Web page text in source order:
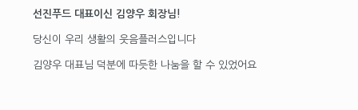
선진푸드 대표이신 김양우 회장님!
당신이 우리 생활의 웃음플러스입니다
김양우 대표님 덕분에 따듯한 나눔을 할 수 있었어요